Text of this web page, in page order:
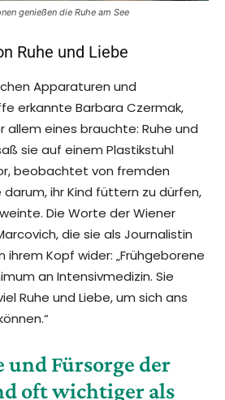
genießen die Ruhe am See
Ruhe und Liebe
Apparaturen und
erkannte Barbara Czermak,
allem eines brauchte: Ruhe und
sie auf einem Plastikstuhl
beobachtet von fremden
ihr Kind füttern zu dürfen,
Die Worte der Wiener
die sie als Journalistin
Kopf wider: „Frühgeborene
an Intensivmedizin. Sie
Ruhe und Liebe, um sich ans
und Fürsorge der
oft wichtiger als